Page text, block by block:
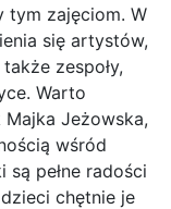
tym zajęciom. W
się artystów,
zespoły,
Warto
Jeżowska,
wśród
są pełne radości
chętnie je